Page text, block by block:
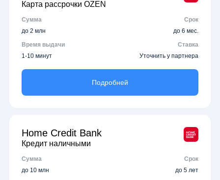
Карта рассрочки OZEN
Сумма
Срок
до 2 млн
до 6 мес.
Время выдачи
Ставка
1-10 минут
Уточнить у партнера
Подробней
Home Credit Bank
Кредит наличными
Сумма
Срок
до 10 млн
до 5 лет